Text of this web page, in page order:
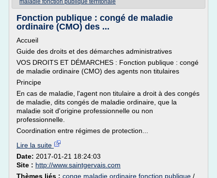
maladie fonction publique territoriale
Fonction publique : congé de maladie
ordinaire (CMO) des ...
Accueil
Guide des droits et des démarches administratives
VOS DROITS ET DÉMARCHES : Fonction publique : congé
de maladie ordinaire (CMO) des agents non titulaires
Principe
En cas de maladie, l'agent non titulaire a droit à des congés
de maladie, dits congés de maladie ordinaire, que la
maladie soit d'origine professionnelle ou non
professionnelle.
Coordination entre régimes de protection...
Lire la suite
Date: 2017-01-21 18:24:03
Site : http://www.saintgervais.com
Thèmes liés : conge maladie ordinaire fonction publique /